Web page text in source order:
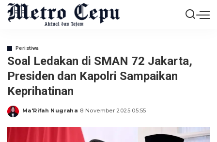
Peristiwa
Soal Ledakan di SMAN 72 Jakarta,
Presiden dan Kapolri Sampaikan
Keprihatinan
Posted
Ma'Rifah Nugraha 8 November 2025 05:55